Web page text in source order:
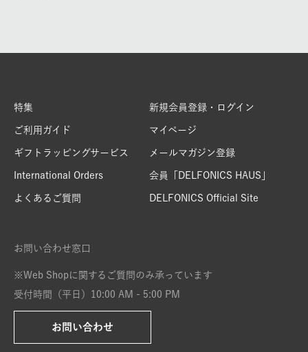
特集
ご利用ガイド
ギフトラッピングサービス
International Orders
よくあるご質問
新規会員登録・ログイン
マイページ
メールマガジン登録
会員「DELFONICS HAUS」
DELFONICS Official Site
お問い合わせ窓口
※Web Shopに関するご質問のみ承っています
受付時間（平日）10:00 AM - 5:00 PM
お問い合わせ